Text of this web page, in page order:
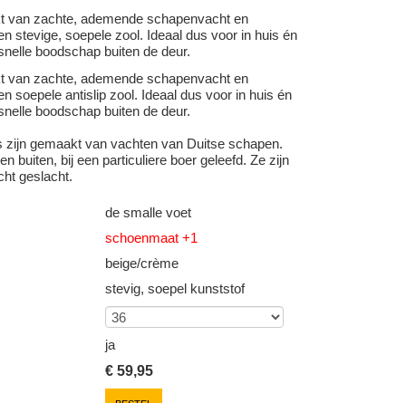
van zachte, ademende schapenvacht en
stevige, soepele zool. Ideaal dus voor in huis én
boodschap buiten de deur.
van zachte, ademende schapenvacht en
soepele antislip zool. Ideaal dus voor in huis én
boodschap buiten de deur.
zijn gemaakt van vachten van Duitse schapen.
buiten, bij een particuliere boer geleefd. Ze zijn
geslacht.
de smalle voet
schoenmaat +1
beige/crème
stevig, soepel kunststof
ja
€59,95